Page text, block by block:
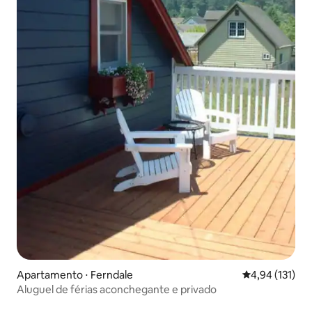
Apartamento ⋅ Ferndale 4,94 de uma
4,94 (131)
Aluguel de férias aconchegante e privado